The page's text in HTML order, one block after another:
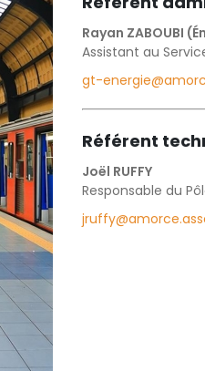
Rayan ZABOUBI
Assistant au
gt-
Référent
Joël RUFFY
Responsable du